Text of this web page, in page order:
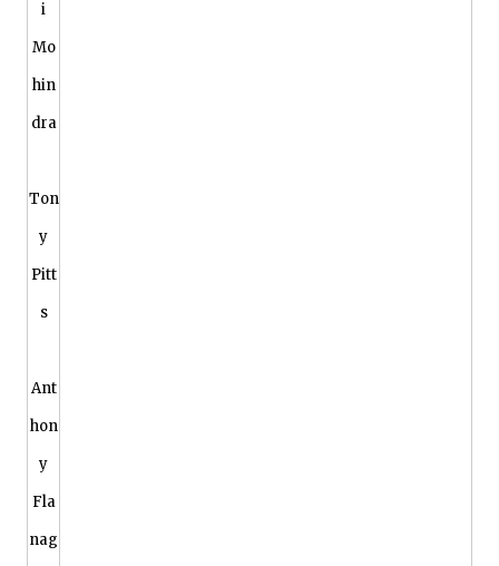
i
Mo
hin
dra
Ton
y
Pitt
s
Ant
hon
y
Fla
nag